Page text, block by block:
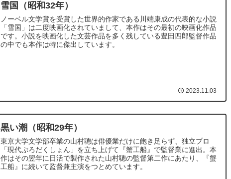
雪国（昭和32年）
ノーベル文学賞を受賞した世界的作家である川端康成の代表的な小説
「雪国」は二度映画化されていまして、本作はその最初の映画化作品
です。小説を映画化した文芸作品を多く残している豊田四郎監督作品
の中でも本作は特に傑出しています。
2023.11.03
黒い潮（昭和29年）
東京大学文学部卒業の山村聰は俳優業だけに飽き足らず、独立プロ
「現代ぷろだくしょん」を立ち上げて『蟹工船』で監督業に進出。本
作はその翌年に日活で製作された山村聰の監督第二作にあたり、『蟹
工船』に続いて監督兼主演をつとめています。